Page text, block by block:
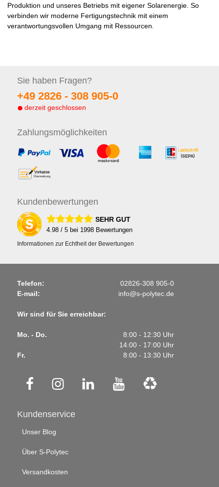
Produktion und unseres Betriebs mit eigener Solarenergie. So
verbinden wir moderne Fertigungstechnik mit einem
verantwortungsvollen Umgang mit Ressourcen.
Sie haben Fragen?
+49 2826 - 308 905-0
derzeit geschlossen
Zahlungsmöglichkeiten
Kundenbewertungen
SEHR GUT
4.98 / 5 bei 1998 Bewertungen
Informationen zur Echtheit der Bewertungen
Telefon:
02826-308 905-0
E-mail:
info@s-polytec.de
Wir sind für Sie erreichbar:
Mo. - Do.
8:00 - 12:30 Uhr
14:00 - 17:00 Uhr
Fr.
8:00 - 13:30 Uhr
Kundenservice
Unser Blog
Über S-Polytec
Versandkosten